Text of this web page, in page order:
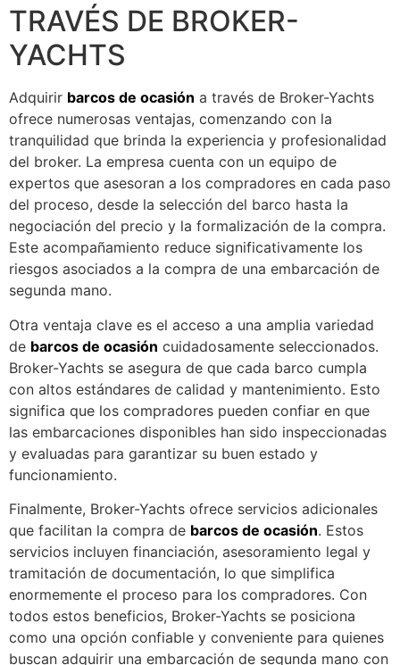
TRAVÉS DE BROKER-
YACHTS
Adquirir barcos de ocasión a través de Broker-Yachts
ofrece numerosas ventajas, comenzando con la
tranquilidad que brinda la experiencia y profesionalidad
del broker. La empresa cuenta con un equipo de
expertos que asesoran a los compradores en cada paso
del proceso, desde la selección del barco hasta la
negociación del precio y la formalización de la compra.
Este acompañamiento reduce significativamente los
riesgos asociados a la compra de una embarcación de
segunda mano.
Otra ventaja clave es el acceso a una amplia variedad
de barcos de ocasión cuidadosamente seleccionados.
Broker-Yachts se asegura de que cada barco cumpla
con altos estándares de calidad y mantenimiento. Esto
significa que los compradores pueden confiar en que
las embarcaciones disponibles han sido inspeccionadas
y evaluadas para garantizar su buen estado y
funcionamiento.
Finalmente, Broker-Yachts ofrece servicios adicionales
que facilitan la compra de barcos de ocasión. Estos
servicios incluyen financiación, asesoramiento legal y
tramitación de documentación, lo que simplifica
enormemente el proceso para los compradores. Con
todos estos beneficios, Broker-Yachts se posiciona
como una opción confiable y conveniente para quienes
buscan adquirir una embarcación de segunda mano con